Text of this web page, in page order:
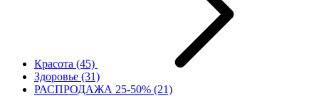
Красота (45)
Здоровье (31)
РАСПРОДАЖА 25-50% (21)